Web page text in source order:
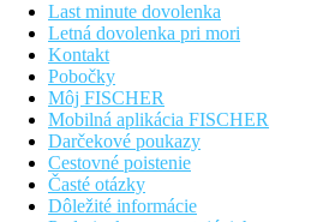
Last minute dovolenka
Letná dovolenka pri mori
Kontakt
Pobočky
Môj FISCHER
Mobilná aplikácia FISCHER
Darčekové poukazy
Cestovné poistenie
Časté otázky
Dôležité informácie